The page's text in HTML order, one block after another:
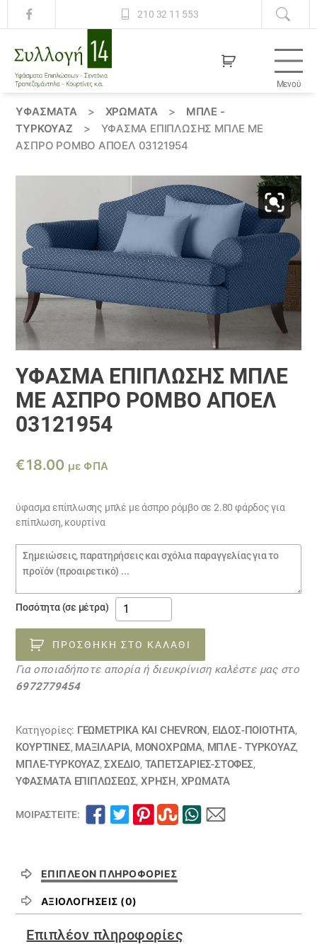
210 32 11 553
14
Μενού
ΥΦΆΣΜΑΤΑ > ΧΡΏΜΑΤΑ >
ΜΠΛΕ -
ΤΥΡΚΟΥΑΖ
>
ΎΦΑΣΜΑ ΕΠΊΠΛΩΣΗΣ ΜΠΛΈ ΜΕ
ΆΣΠΡΟ ΡΌΜΒΟ ΑΠΟΕΛ 03121954
ΎΦΑΣΜΑ ΕΠΊΠΛΩΣΗΣ ΜΠΛΈ
ΜΕ ΆΣΠΡΟ ΡΌΜΒΟ ΑΠΟΕΛ
03121954
€18.00 με ΦΠΑ
ύφασμα επίπλωσης μπλέ με άσπρο ρόμβο σε 2.80 φάρδος για
επίπλωση, κουρτίνα
Σημειώσεις
παραγγελίας
Ποσότητα (σε μέτρα)
ύφασμα
επίπλωσης
μπλέ
με
άσπρο
03121954
ποσότητα
ΠΡΟΣΘΉΚΗ ΣΤΟ ΚΑΛΆΘΙ
Για οποιαδήποτε απορία ή διευκρίνιση καλέστε μας στο
6972779454
Κατηγορίες: ΓΕΩΜΕΤΡΙΚΆ ΚΑΙ CHEVRON, ΕΙΔΟΣ-ΠΟΙΟΤΗΤΑ,
ΚΟΥΡΤΊΝΕΣ, ΜΑΞΙΛΆΡΙΑ, ΜΟΝΌΧΡΩΜΑ, ΜΠΛΕ - ΤΥΡΚΟΥΑΖ,
ΜΠΛΕ-ΤΥΡΚΟΥΑΖ,ΣΧΕΔΙΟ, ΤΑΠΕΤΣΑΡΙΕΣ-ΣΤΟΦΕΣ,
ΥΦΆΣΜΑΤΑ ΕΠΙΠΛΏΣΕΩΣ, ΧΡΗΣΗ, ΧΡΏΜΑΤΑ
ΜΟΙΡΑΣΤΕΊΤΕ:
ΕΠΙΠΛΈΟΝ ΠΛΗΡΟΦΟΡΊΕΣ
ΑΞΙΟΛΟΓΉΣΕΙΣ (0)
Επιπλέον πληροφορίες